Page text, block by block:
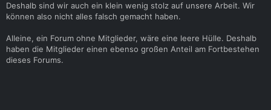
Deshalb sind wir auch ein klein wenig stolz auf unsere Arbeit. Wir
können also nicht alles falsch gemacht haben.
Alleine, ein Forum ohne Mitglieder, wäre eine leere Hülle. Deshalb
haben die Mitglieder einen ebenso großen Anteil am Fortbestehen
dieses Forums.